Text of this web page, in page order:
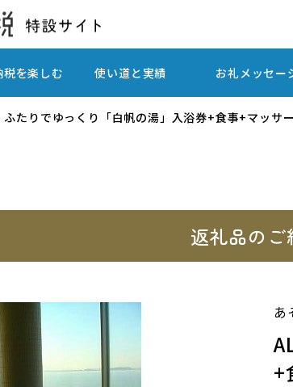
を楽しむ 使い道と実績 お礼メッセー
ふたりでゆっくり「白帆の湯」入浴券+食事+マッサ
返礼品のご
あ
+